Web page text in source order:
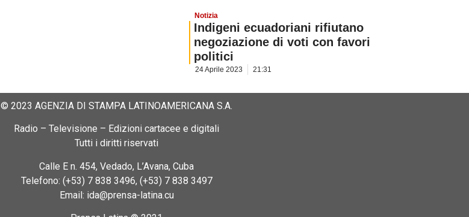
Notizia
Indigeni ecuadoriani rifiutano
negoziazione di voti con favori
politici
24 Aprile 2023 21:31
© 2023 AGENZIA DI STAMPA LATINOAMERICANA S.A.
Radio – Televisione – Edizioni cartacee e digitali
Tutti i diritti riservati
Calle E n. 454, Vedado, L’Avana, Cuba
Telefono: (+53) 7 838 3496, (+53) 7 838 3497
Email: ida@prensa-latina.cu